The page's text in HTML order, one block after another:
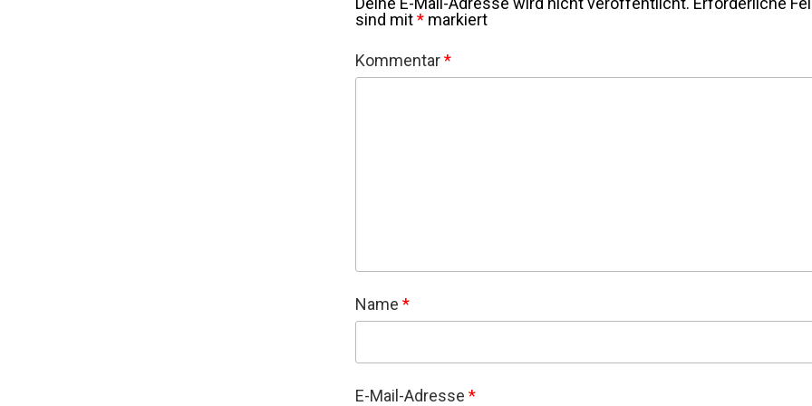
sind mit* markiert
Kommentar*
Name *
E-Mail-Adresse *